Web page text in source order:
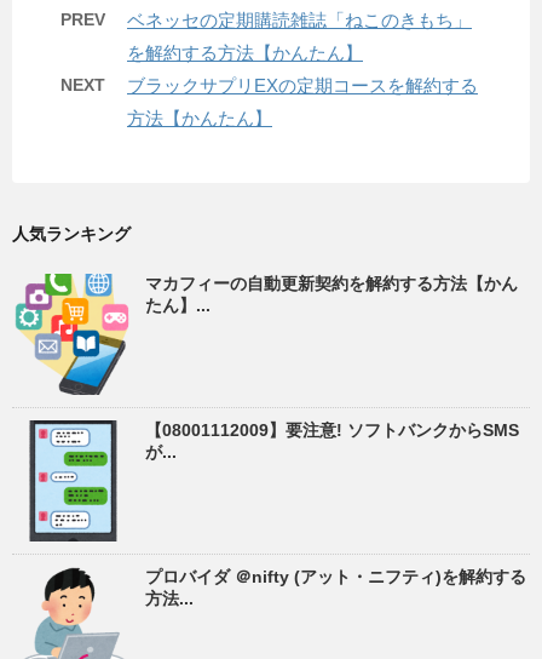
PREV
ベネッセの定期購読雑誌「ねこのきもち」
を解約する方法【かんたん】
NEXT
ブラックサプリEXの定期コースを解約する
方法【かんたん】
人気ランキング
マカフィーの自動更新契約を解約する方法【かん
たん】...
【08001112009】要注意! ソフトバンクからSMS
が...
プロバイダ ＠nifty (アット・ニフティ)を解約する
方法...